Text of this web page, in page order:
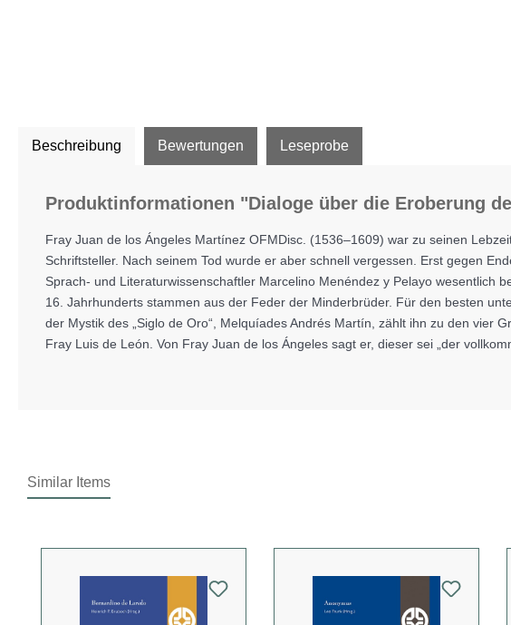
Beschreibung Bewertungen Leseprobe
Produktinformationen "Dialoge über die Eroberung
Fray Juan de los Ángeles Martínez OFMDisc. (1536–1609) war zu seinen
Schriftsteller. Nach seinem Tod wurde er aber schnell vergessen. Erst gegen
Sprach- und Literaturwissenschaftler Marcelino Menéndez y Pelayo wesentlich
16. Jahrhunderts stammen aus der Feder der Minderbrüder. Für den besten
der Mystik des „Siglo de Oro“, Melquíades Andrés Martín, zählt ihn zu den vier
Fray Luis de León. Von Fray Juan de los Ángeles sagt er, dieser sei „der
Similar Items